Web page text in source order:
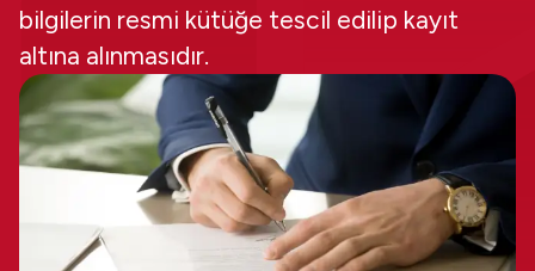
bilgilerin resmi kütüğe tescil edilip kayıt
altına alınmasıdır.